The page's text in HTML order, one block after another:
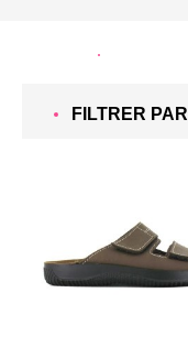
FILTRER PAR